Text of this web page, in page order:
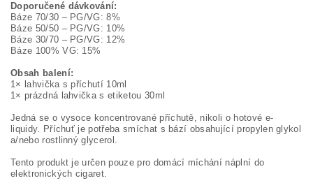
Doporučené dávkování:
Báze 70/30 – PG/VG: 8%
Báze 50/50 – PG/VG: 10%
Báze 30/70 – PG/VG: 12%
Báze 100% VG: 15%
Obsah balení:
1× lahvička s příchutí 10ml
1× prázdná lahvička s etiketou 30ml
Jedná se o vysoce koncentrované příchutě, nikoli o hotové e-
liquidy. Příchuť je potřeba smíchat s bází obsahující propylen glykol
a/nebo rostlinný glycerol.
Tento produkt je určen pouze pro domácí míchání náplní do
elektronických cigaret.